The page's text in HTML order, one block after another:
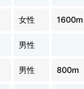
女性 1600m
男性
男性 800m